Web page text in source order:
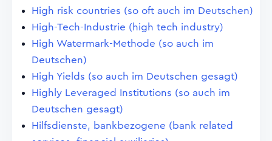
High risk countries (so oft auch im Deutschen)
High-Tech-Industrie (high tech industry)
High Watermark-Methode (so auch im
Deutschen)
High Yields (so auch im Deutschen gesagt)
Highly Leveraged Institutions (so auch im
Deutschen gesagt)
Hilfsdienste, bankbezogene (bank related